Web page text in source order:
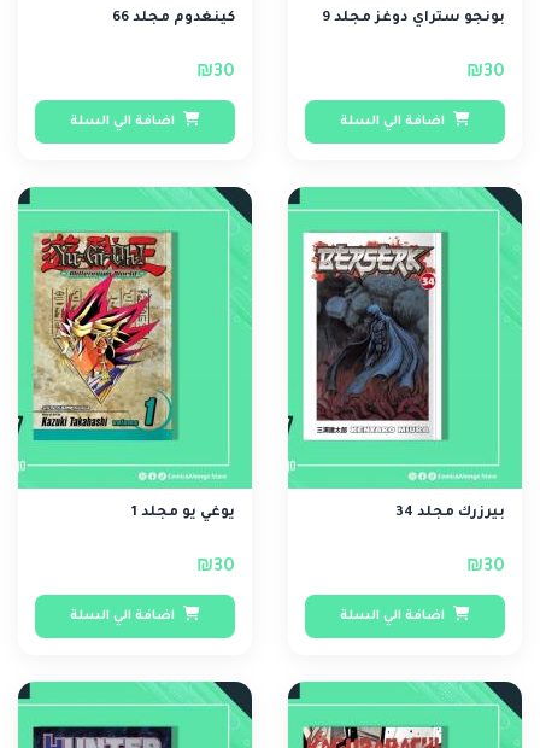
بونجو ستراي دوغز مجلد 9
₪30
اضافة الي السلة
كينغدوم مجلد 66
₪30
اضافة الي السلة
بيرزرك مجلد 34
₪30
اضافة الي السلة
يوغي يو مجلد 1
₪30
اضافة الي السلة